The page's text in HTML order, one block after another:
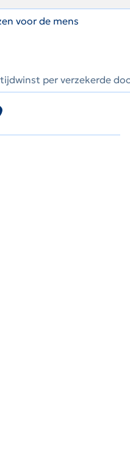
voor de mens
per verzekerde